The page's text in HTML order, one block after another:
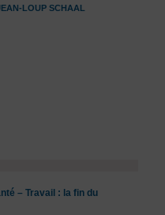
LOUP SCHAAL
– Travail : la fin du